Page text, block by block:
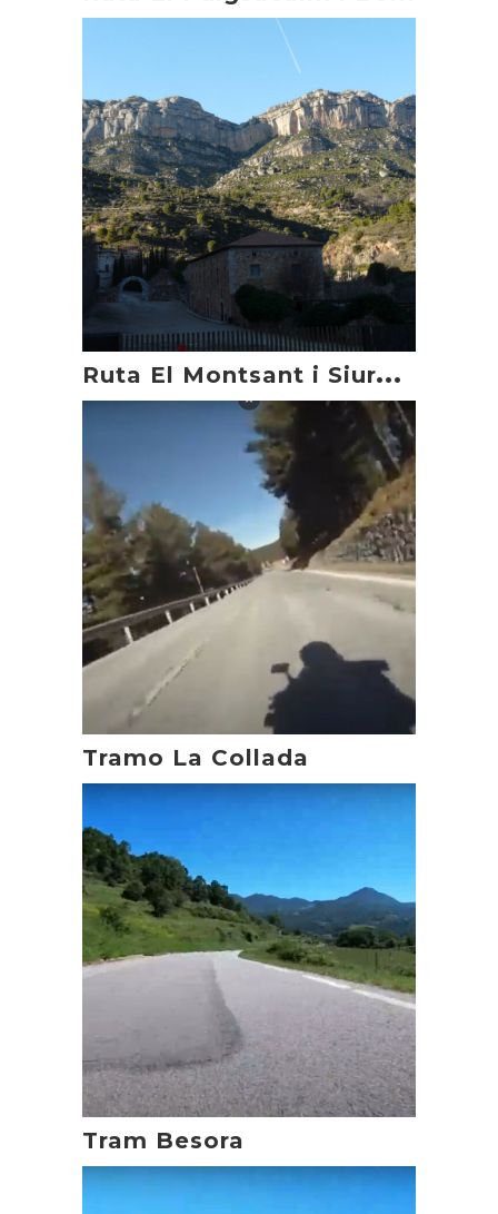
R
uta El Montsant i Siurana
Tramo La Collada
Tram Besora